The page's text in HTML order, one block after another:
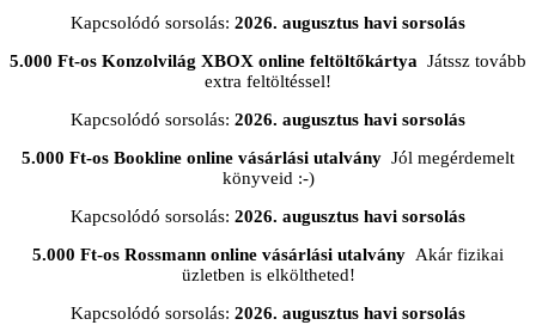
Kapcsolódó sorsolás: 2026. augusztus havi sorsolás
5.000 Ft-os Konzolvilág XBOX online feltöltőkártya Játssz tovább
extra feltöltéssel!
Kapcsolódó sorsolás: 2026. augusztus havi sorsolás
5.000 Ft-os Bookline online vásárlási utalvány Jól megérdemelt
könyveid :-)
Kapcsolódó sorsolás: 2026. augusztus havi sorsolás
5.000 Ft-os Rossmann online vásárlási utalvány Akár fizikai
üzletben is elköltheted!
Kapcsolódó sorsolás: 2026. augusztus havi sorsolás